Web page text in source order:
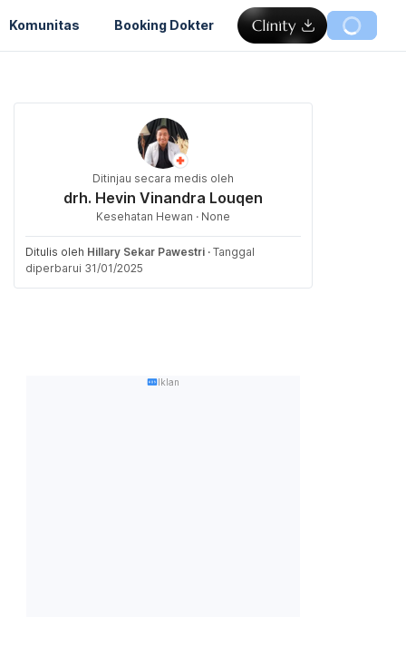
Komunitas Booking Dokter
Ditinjau secara medis oleh
drh. Hevin Vinandra Louqen
Kesehatan Hewan · None
Ditulis oleh Hillary Sekar Pawestri · Tanggal
diperbarui 31/01/2025
Iklan